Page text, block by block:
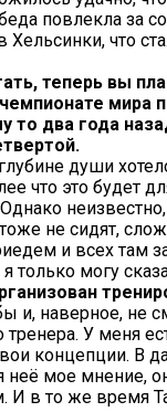
повлекла за
Хельсинки, что
теперь вы
мира
то два года
души
что это будет
неизвестно,
не сидят,
и всех там
только могу
наверное, не
У меня
концепции. В
неё мое мнение,
И в то же время